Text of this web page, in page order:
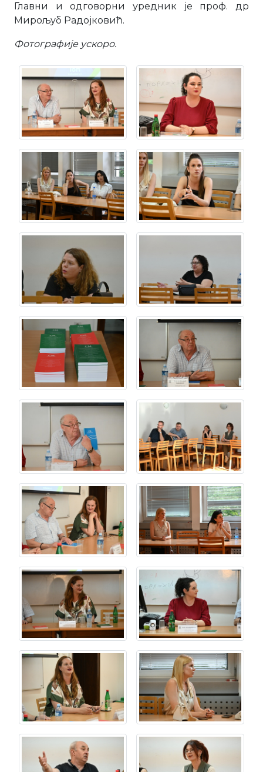
Главни и одговорни уредник је проф. др
Мирољуб Радојковић.
Фотографије ускоро.